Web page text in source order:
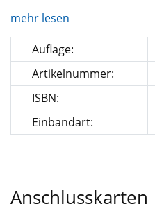
mehr lesen
Auflage:
Artikelnummer:
ISBN:
Einbandart:
Anschlusskarten